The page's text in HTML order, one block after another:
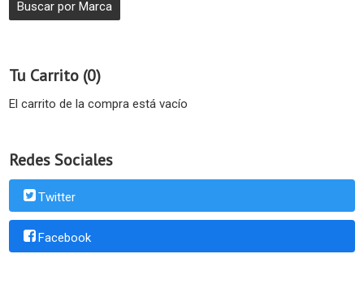
Tu Carrito (0)
El carrito de la compra está vacío
Redes Sociales
Twitter
Facebook